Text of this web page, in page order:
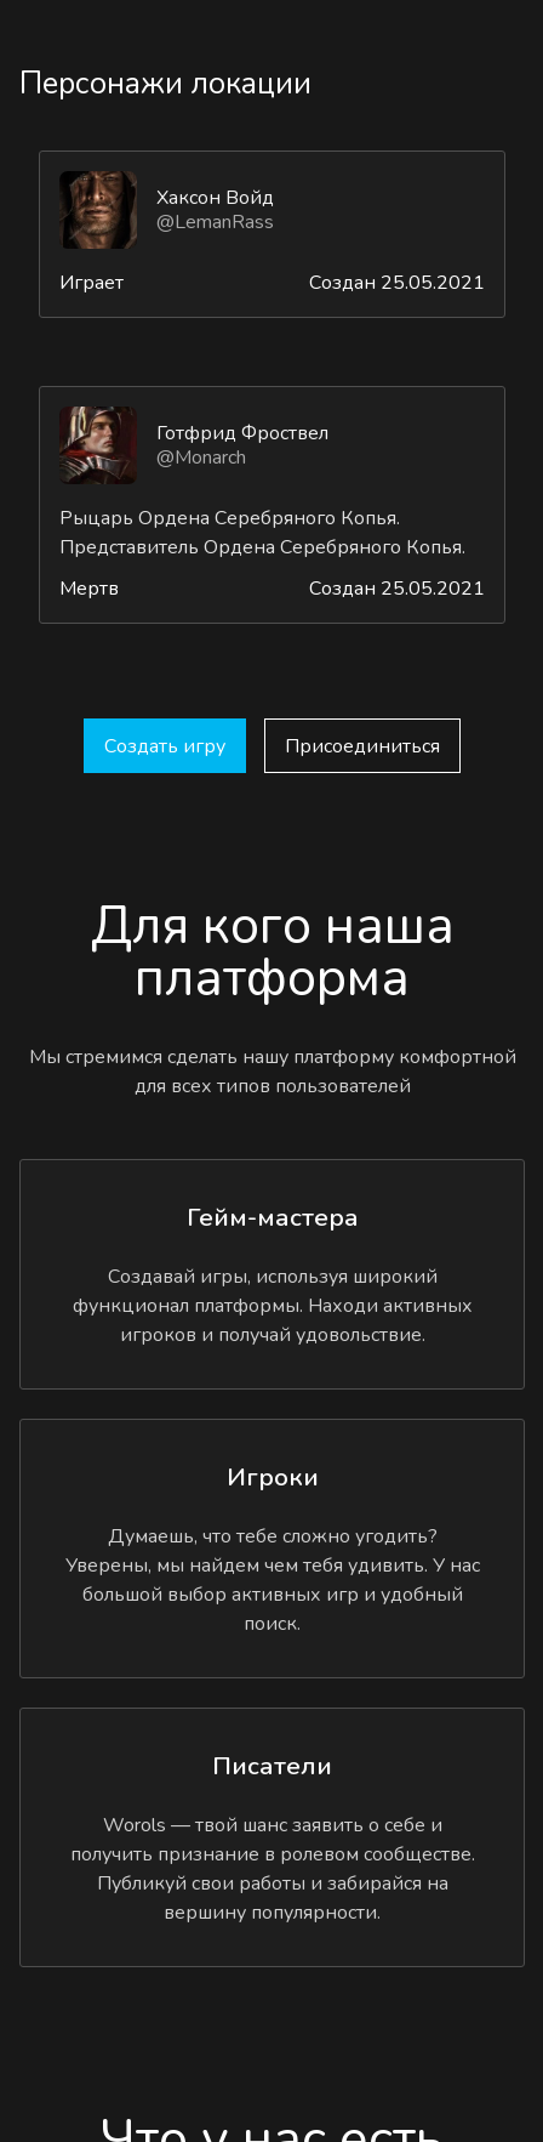
Персонажи локации
Хаксон Войд
@LemanRass
Играет Создан 25.05.2021
Готфрид Фроствел
@Monarch
Рыцарь Ордена Серебряного Копья.
Представитель Ордена Серебряного Копья.
Мертв
Создан 25.05.2021
Создать игру Присоединиться
Для кого наша
платформа
Мы стремимся сделать нашу платформу комфортной
для всех типов пользователей
Гейм-мастера
Создавай игры, используя широкий
функционал платформы. Находи активных
игроков и получай удовольствие.
Игроки
Думаешь, что тебе сложно угодить?
Уверены, мы найдем чем тебя удивить. У нас
большой выбор активных игр и удобный
поиск.
Писатели
Worols — твой шанс заявить о себе и
получить признание в ролевом сообществе.
Публикуй свои работы и забирайся на
вершину популярности.